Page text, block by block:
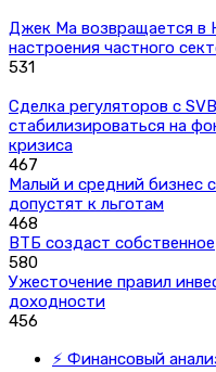
Джек Ма возвращается в
настроения частного
531
Сделка регуляторов с
стабилизироваться на
кризиса
467
Малый и средний бизнес
допустят к льготам
468
ВТБ создаст собственное
580
Ужесточение правил
доходности
456
⚡ Финансовый